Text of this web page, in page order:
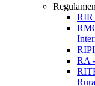
RIR
RA